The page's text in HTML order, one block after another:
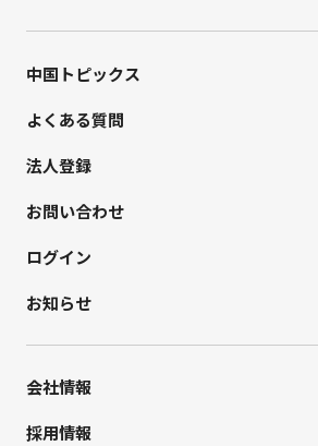
中国トピックス
よくある質問
法人登録
お問い合わせ
ログイン
お知らせ
会社情報
採用情報